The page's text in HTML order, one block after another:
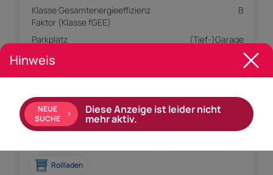
Klasse Gesamtenergieeffizienz
Faktor (Klasse fGEE)
B
Parkplatz (Tief-)Garage
Ausstattung:
Bad mit: Badewanne, Dusche, Fenster
Rollladen
Hinweis
NEUE
SUCHE
Diese Anzeige ist leider nicht
mehr aktiv.